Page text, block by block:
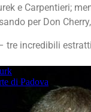
e Carpentieri;
per Don
tre incredibili